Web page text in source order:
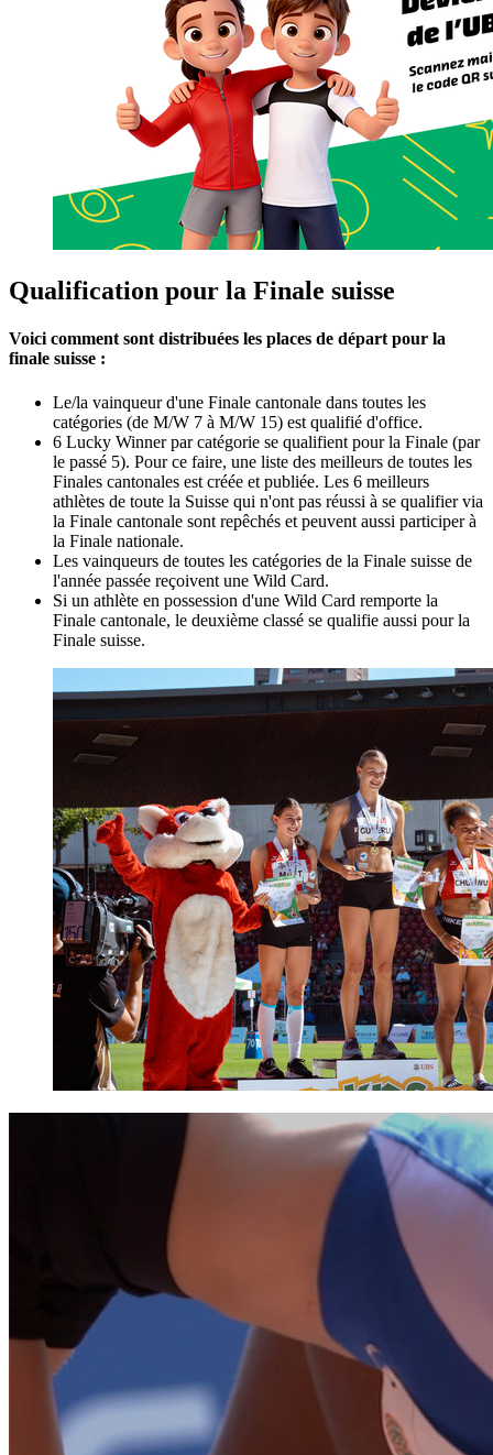
Qualification pour la Finale suisse
Voici comment sont distribuées les places de départ pour la
finale suisse :
Le/la vainqueur d'une Finale cantonale dans toutes les
catégories (de M/W 7 à M/W 15) est qualifié d'office.
6 Lucky Winner par catégorie se qualifient pour la Finale (par
le passé 5). Pour ce faire, une liste des meilleurs de toutes les
Finales cantonales est créée et publiée. Les 6 meilleurs
athlètes de toute la Suisse qui n'ont pas réussi à se qualifier via
la Finale cantonale sont repêchés et peuvent aussi participer à
la Finale nationale.
Les vainqueurs de toutes les catégories de la Finale suisse de
l'année passée reçoivent une Wild Card.
Si un athlète en possession d'une Wild Card remporte la
Finale cantonale, le deuxième classé se qualifie aussi pour la
Finale suisse.